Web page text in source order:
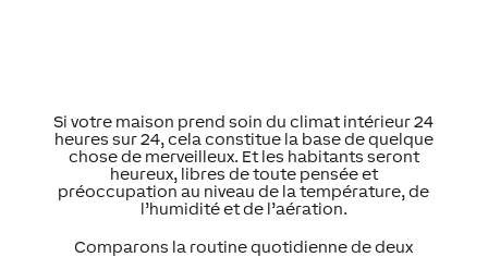
Si votre maison prend soin du climat intérieur 24
heures sur 24, cela constitue la base de quelque
chose de merveilleux. Et les habitants seront
heureux, libres de toute pensée et
préoccupation au niveau de la température, de
l’humidité et de l’aération.
Comparons la routine quotidienne de deux